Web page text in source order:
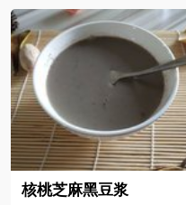
核桃芝麻黑豆浆